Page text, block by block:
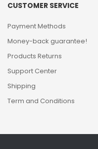
CUSTOMER SERVICE
Payment Methods
Money-back guarantee!
Products Returns
Support Center
Shipping
Term and Conditions